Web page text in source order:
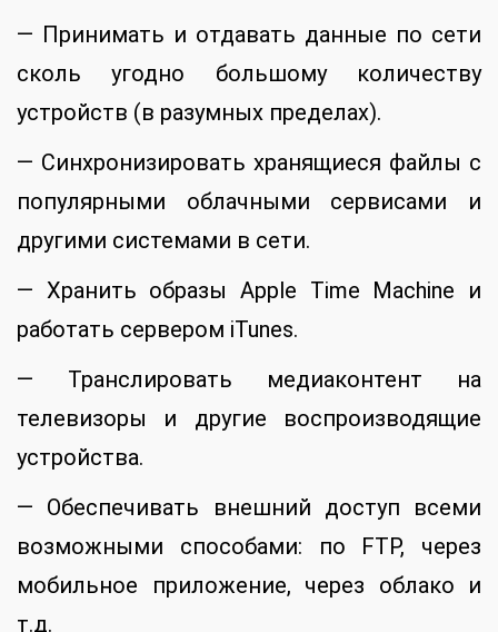
— Принимать и отдавать данные по сети
сколь угодно большому количеству
устройств (в разумных пределах).
— Синхронизировать хранящиеся файлы с
популярными облачными сервисами и
другими системами в сети.
— Хранить образы Apple Time Machine и
работать сервером iTunes.
— Транслировать медиаконтент на
телевизоры и другие воспроизводящие
устройства.
— Обеспечивать внешний доступ всеми
возможными способами: по FTP, через
мобильное приложение, через облако и
т.д.